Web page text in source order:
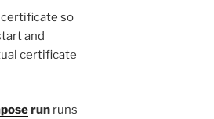
so
and
certificate
runruns